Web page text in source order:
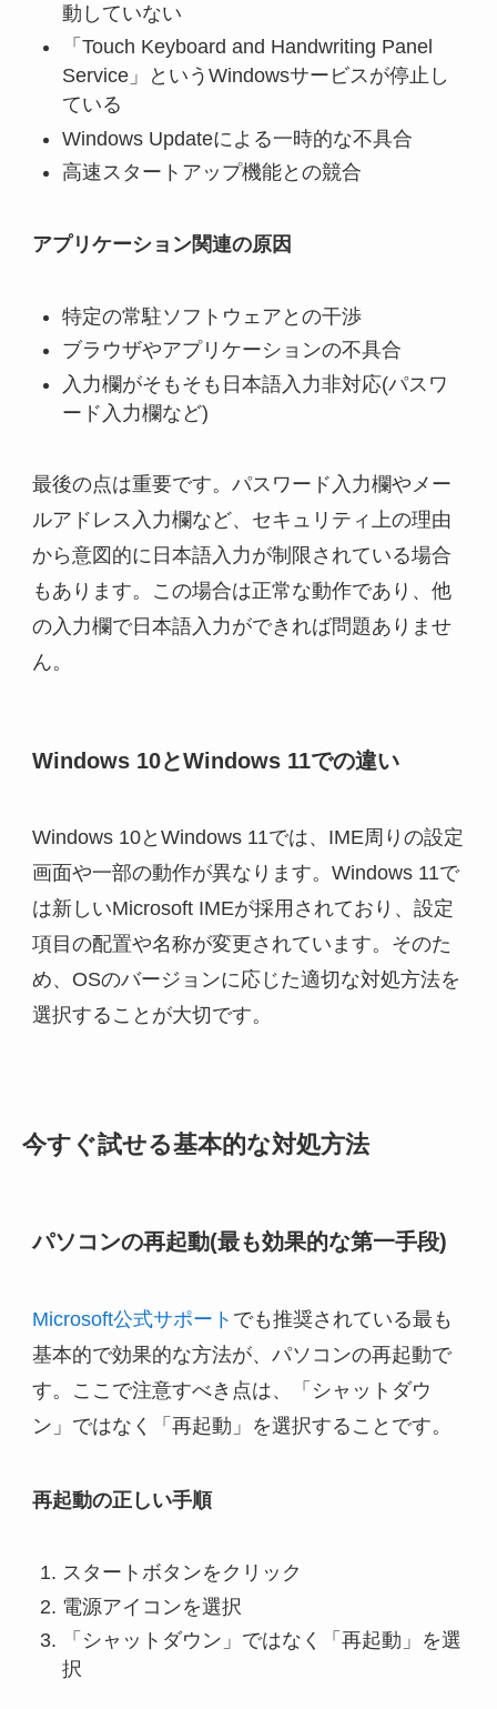
動していない
「Touch Keyboard and Handwriting Panel
Service」というWindowsサービスが停止し
ている
Windows Updateによる一時的な不具合
高速スタートアップ機能との競合
アプリケーション関連の原因
特定の常駐ソフトウェアとの干渉
ブラウザやアプリケーションの不具合
入力欄がそもそも日本語入力非対応(パスワ
ード入力欄など)
最後の点は重要です。パスワード入力欄やメー
ルアドレス入力欄など、セキュリティ上の理由
から意図的に日本語入力が制限されている場合
もあります。この場合は正常な動作であり、他
の入力欄で日本語入力ができれば問題ありませ
ん。
Windows 10とWindows 11での違い
Windows 10とWindows 11では、IME周りの設定
画面や一部の動作が異なります。Windows 11で
は新しいMicrosoft IMEが採用されており、設定
項目の配置や名称が変更されています。そのた
め、OSのバージョンに応じた適切な対処方法を
選択することが大切です。
今すぐ試せる基本的な対処方法
パソコンの再起動(最も効果的な第一手段)
Microsoft公式サポート でも推奨されている最も
基本的で効果的な方法が、パソコンの再起動で
す。ここで注意すべき点は、「シャットダウ
ン」ではなく「再起動」を選択することです。
再起動の正しい手順
スタートボタンをクリック
電源アイコンを選択
「シャットダウン」ではなく「再起動」を選
択